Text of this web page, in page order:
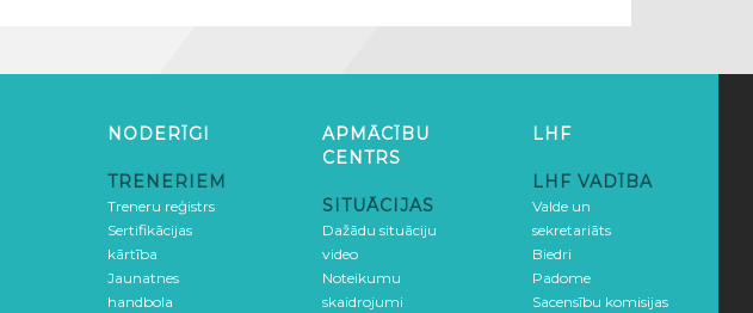
NODERĪGI
TRENERIEM
Treneru reģistrs
Sertifikācijas
kārtība
Jaunatnes
handbola
APMĀCĪBU
CENTRS
SITUĀCIJAS
Dažādu situāciju
video
Noteikumu
skaidrojumi
LHF
LHF VADĪBA
Valde un
sekretariāts
Biedri
Padome
Sacensību komisijas